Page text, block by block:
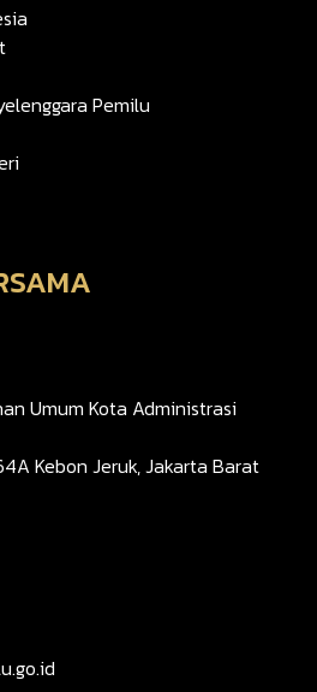
Pemilu
Umum Kota Administrasi
Kebon Jeruk, Jakarta Barat